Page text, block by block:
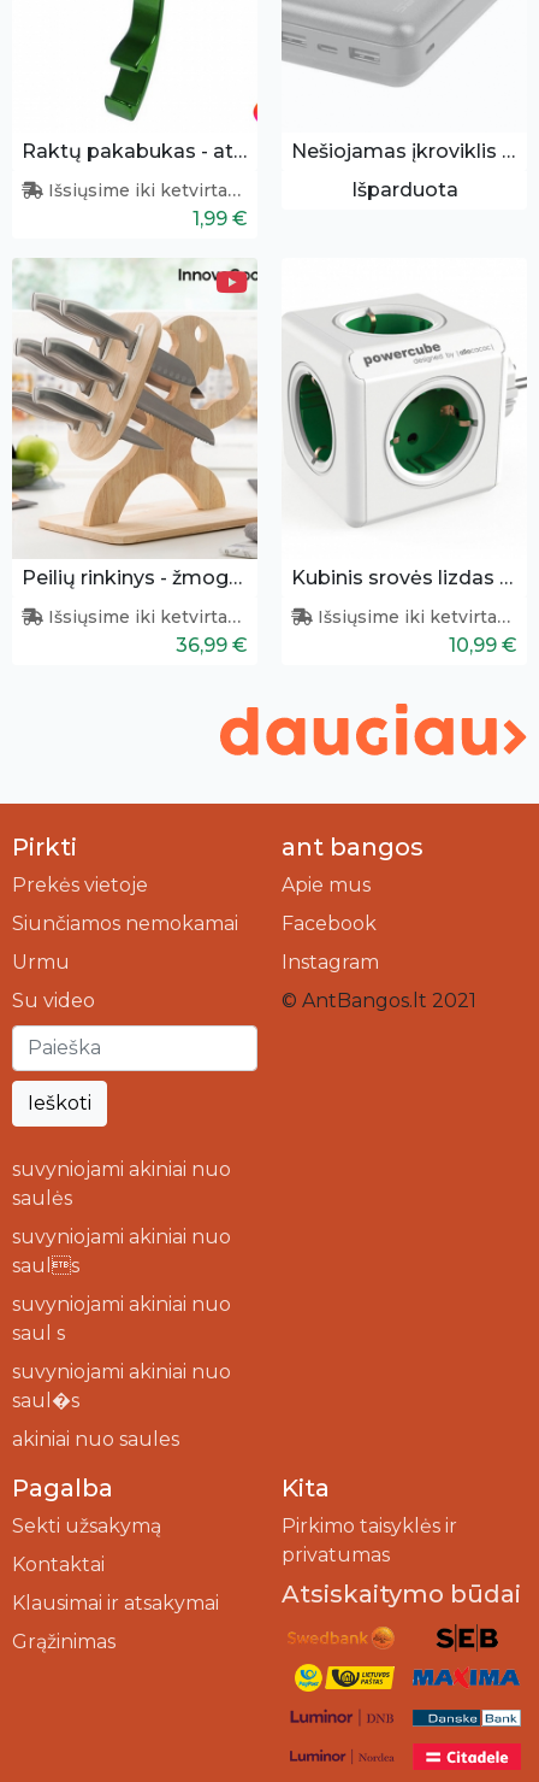
Raktų pakabukas - atidarytuvas
Išsiųsime iki ketvirtadienio
1,99 €
Nešiojamas įkroviklis 20000 mAh
Išparduota
Peilių rinkinys - žmogeliukas
Išsiųsime iki ketvirtadienio
36,99 €
Kubinis srovės lizdas 1 į 5
Išsiųsime iki ketvirtadienio
10,99 €
Pirkti
Prekės vietoje
Siunčiamos nemokamai
Urmu
Su video
Ieškoti
suvyniojami akiniai nuo
saulės
suvyniojami akiniai nuo
sauls
suvyniojami akiniai nuo
saul s
suvyniojami akiniai nuo
saul�s
akiniai nuo saules
ant bangos
Apie mus
Facebook
Instagram
© AntBangos.lt 2021
Pagalba
Sekti užsakymą
Kontaktai
Klausimai ir atsakymai
Grąžinimas
Kita
Pirkimo taisyklės ir
privatumas
Atsiskaitymo būdai